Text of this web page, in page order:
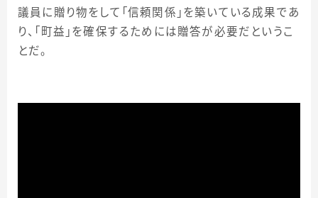
議員に贈り物をして「信頼関係」を築いている成果であ
り、「町益」を確保するためには贈答が必要だというこ
とだ。